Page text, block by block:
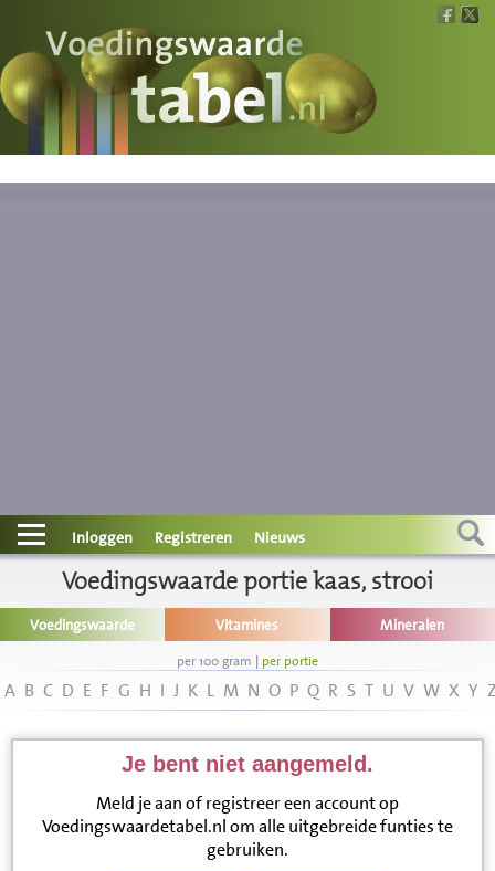
Voedingswaarde
Wat is wat?
Contact
Informatie
Disclaimer
Inloggen Registreren Nieuws
Voedingswaarde portie kaas, strooi
Voedingswaarde Vitamines Mineralen
per 100 gram | per portie
A B C D E F G H I J K L M N O P Q R S T U V W X Y
Je bent niet aangemeld.
Meld je aan of registreer een account op
Voedingswaardetabel.nl om alle uitgebreide funties te
gebruiken.